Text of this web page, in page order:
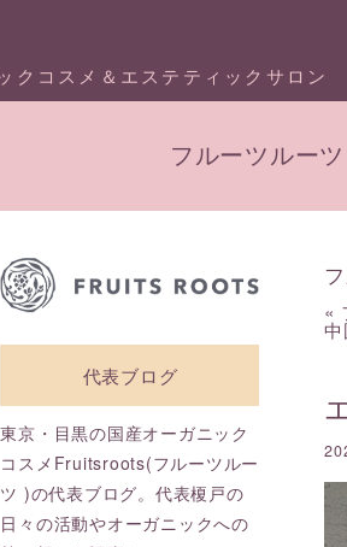
クコスメ＆エステティックサロン
フルーツルーツ
«
代表ブログ
東京・目黒の国産オーガニック
コスメFruitsroots(フルーツルー
ツ )の代表ブログ。代表榎戸の
日々の活動やオーガニックへの